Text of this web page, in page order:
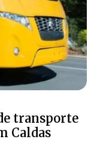
transporte
Caldas